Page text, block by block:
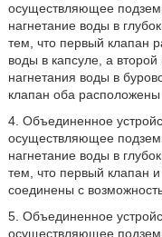
осуществляющее
нагнетание воды в
тем, что первый клапан
воды в капсуле, а
нагнетания воды в
клапан оба расположены
4. Объединенное
осуществляющее
нагнетание воды в
тем, что первый клапан
соединены с
5. Объединенное
осуществляющее